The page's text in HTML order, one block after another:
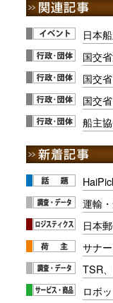
日本
国交
国交
国交
船主
運輸
日本
サナ
TSR
ロボ